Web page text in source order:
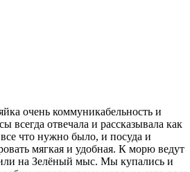
очень коммуникабельность и
всегда отвечала и рассказывала как
что нужно было, и посуда и
мягкая и удобная. К морю ведут
на Зелёный мыс. Мы купались и